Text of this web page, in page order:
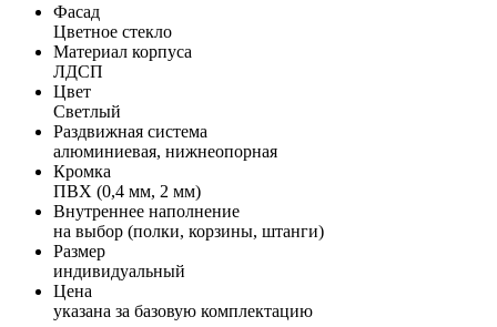
Фасад
Цветное стекло
Материал корпуса
ЛДСП
Цвет
Светлый
Раздвижная система
алюминиевая, нижнеопорная
Кромка
ПВХ (0,4 мм, 2 мм)
Внутреннее наполнение
на выбор (полки, корзины, штанги)
Размер
индивидуальный
Цена
указана за базовую комплектацию